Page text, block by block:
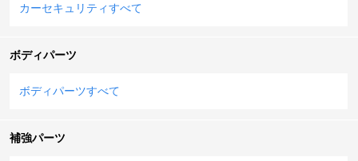
カーセキュリティすべて
ボディパーツ
ボディパーツすべて
補強パーツ